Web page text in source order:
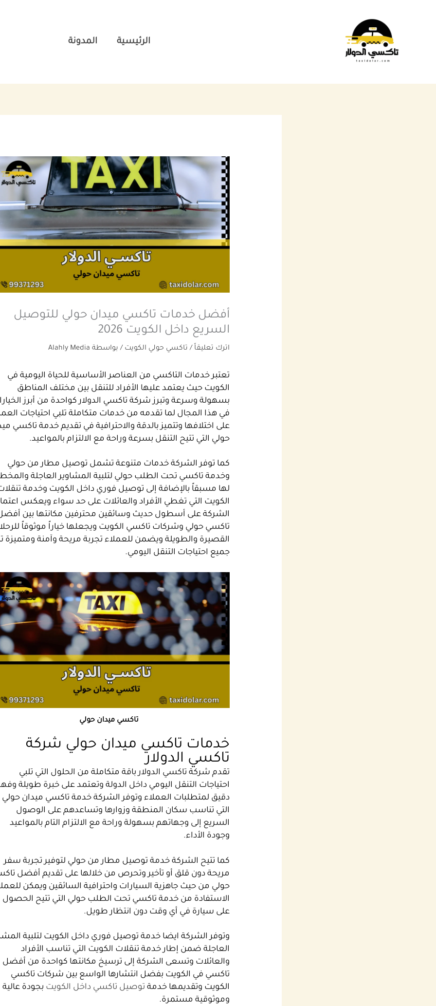
الرئيسية المدونة
أفضل خدمات تاكسي ميدان حولي للتوصيل
السريع داخل الكويت 2026
اترك تعليقاً / تاكسي حولي الكويت / بواسطة Alahly Media
تعتبر خدمات التاكسي من العناصر الأساسية للحياة اليومية في
الكويت حيث يعتمد عليها الأفراد للتنقل بين مختلف المناطق
بسهولة وسرعة وتبرز شركة تاكسي الدولار كواحدة من أبرز
في هذا المجال لما تقدمه من خدمات متكاملة تلبي احتياجات
على اختلافها وتتميز بالدقة والاحترافية في تقديم خدمة تاكسي
حولي التي تتيح التنقل بسرعة وراحة مع الالتزام بالمواعيد.
كما توفر الشركة خدمات متنوعة تشمل توصيل مطار من حولي
وخدمة تاكسي تحت الطلب حولي لتلبية المشاوير العاجلة
لها مسبقاً بالإضافة إلى توصيل فوري داخل الكويت وخدمة
الكويت التي تغطي الأفراد والعائلات على حد سواء ويعكس
الشركة على أسطول حديث وسائقين محترفين مكانتها بين
تاكسي حولي وشركات تاكسي الكويت ويجعلها خياراً موثوقاً
القصيرة والطويلة ويضمن للعملاء تجربة مريحة وآمنة ومتميزة
جميع احتياجات التنقل اليومي.
تاكسي ميدان حولي
خدمات تاكسي ميدان حولي شركة
تاكسي الدولار
تقدم شركة تاكسي الدولار باقة متكاملة من الحلول التي تلبي
احتياجات التنقل اليومي داخل الدولة وتعتمد على خبرة طويلة
دقيق لمتطلبات العملاء وتوفر الشركة خدمة تاكسي ميدان حولي
التي تناسب سكان المنطقة وزوارها وتساعدهم على الوصول
السريع إلى وجهاتهم بسهولة وراحة مع الالتزام التام بالمواعيد
وجودة الأداء.
كما تتيح الشركة خدمة توصيل مطار من حولي لتوفير تجربة سفر
مريحة دون قلق أو تأخير وتحرص من خلالها على تقديم أفضل
حولي من حيث جاهزية السيارات واحترافية السائقين ويمكن
الاستفادة من خدمة تاكسي تحت الطلب حولي التي تتيح الحصول
على سيارة في أي وقت دون انتظار طويل.
وتوفر الشركة ايضا خدمة توصيل فوري داخل الكويت لتلبية
العاجلة ضمن إطار خدمة تنقلات الكويت التي تناسب الأفراد
والعائلات وتسعى الشركة إلى ترسيخ مكانتها كواحدة من أفضل
تاكسي في الكويت بفضل انتشارها الواسع بين شركات تاكسي
الكويت وتقديمها خدمة توصيل تاكسي داخل الكويت بجودة عالية
وموثوقية مستمرة.